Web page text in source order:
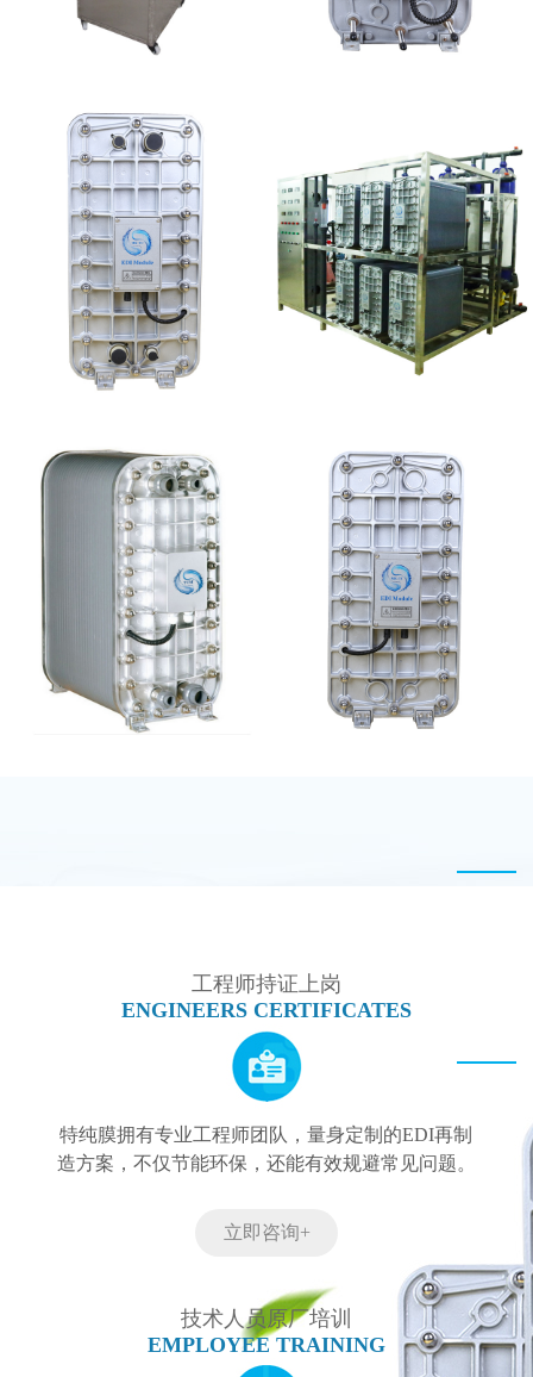
全封闭EDI超纯水处理设
备
西门子 EDI模块维修
MK-TC200 EDI模块 EDI设备维修
工程师持证上岗
ENGINEERS CERTIFICATES
特纯膜拥有专业工程师团队，量身定制的EDI再制
造方案，不仅节能环保，还能有效规避常见问题。
立即咨询+
技术人员原厂培训
EMPLOYEE TRAINING